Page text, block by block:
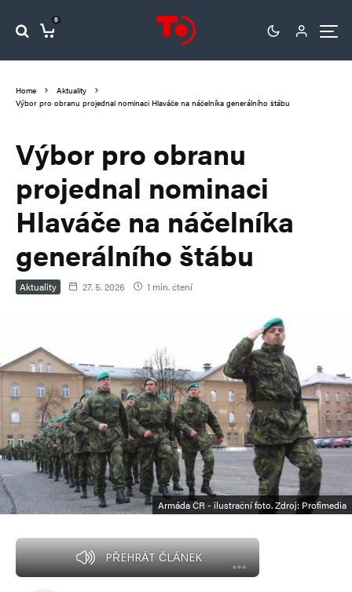
0
Home
Aktuality
Výbor pro obranu projednal nominaci Hlaváče na náčelníka generálního štábu
Výbor pro obranu
projednal nominaci
Hlaváče na náčelníka
generálního štábu
Aktuality 27. 5. 2026 1 min. čtení
Armáda ČR - ilustrační foto. Zdroj: Profimedia
PŘEHRÁT ČLÁNEK